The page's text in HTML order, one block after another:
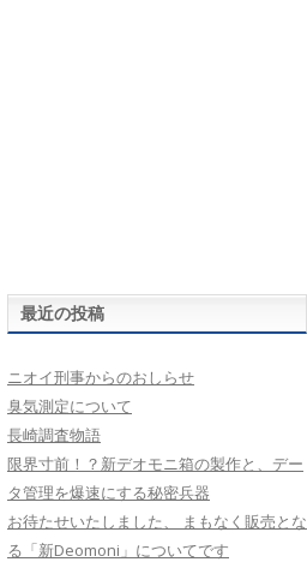
最近の投稿
ニオイ刑事からのおしらせ
臭気測定について
長崎調査物語
限界寸前！？新デオモニ箱の製作と、デー
タ管理を爆速にする秘密兵器
お待たせいたしました、 まもなく販売とな
る「新Deomoni」についてです